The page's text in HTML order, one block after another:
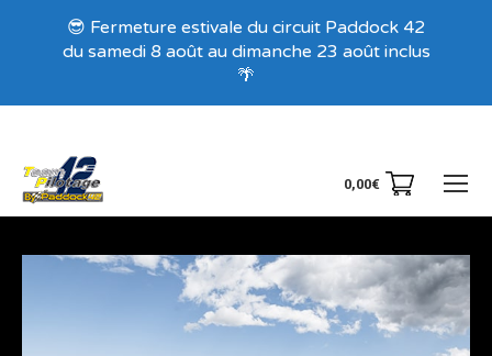
0,00€
Recevez nos offres exclusives !
😎 Fermeture estivale du circuit Paddock 42
du samedi 8 août au dimanche 23 août inclus
🌴